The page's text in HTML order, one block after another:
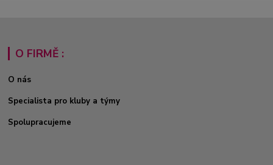
O FIRMĚ :
O nás
Specialista pro kluby a týmy
Spolupracujeme